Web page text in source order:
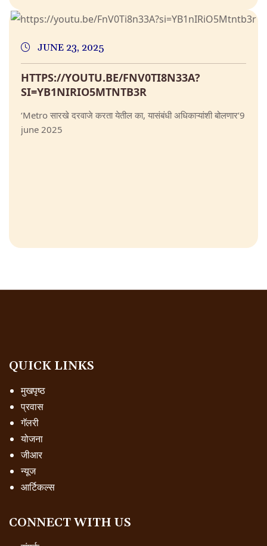
JUNE 23, 2025
HTTPS://YOUTU.BE/FNV0TI8N33A?
SI=YB1NIRIO5MTNTB3R
‘Metro सारखे दरवाजे करता येतील का, यासंबंधी अधिकाऱ्यांशी बोलणार’9
june 2025
QUICK LINKS
मुखपृष्ठ
प्रवास
गॅलरी
योजना
जीआर
न्यूज
आर्टिकल्स
CONNECT WITH US